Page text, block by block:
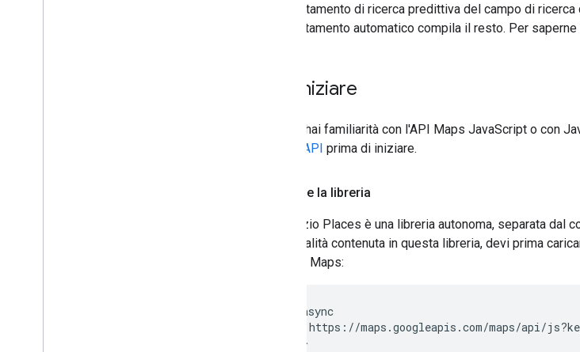
comportamento di ricerca predittiva del campo di
completamento automatico compila il resto. Per
Per iniziare
Se non hai familiarità con l'API Maps JavaScript o con
chiave API prima di iniziare.
Caricare la libreria
Il servizio Places è una libreria autonoma, separata
funzionalità contenuta in questa libreria, devi prima
dell'API Maps:
<script async
src="https://maps.googleapis.com/maps/api/
</script>